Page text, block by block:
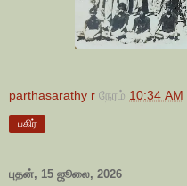
parthasarathy r நேரம் 10:34 AM
பகிர்
புதன், 15 ஜூலை, 2026